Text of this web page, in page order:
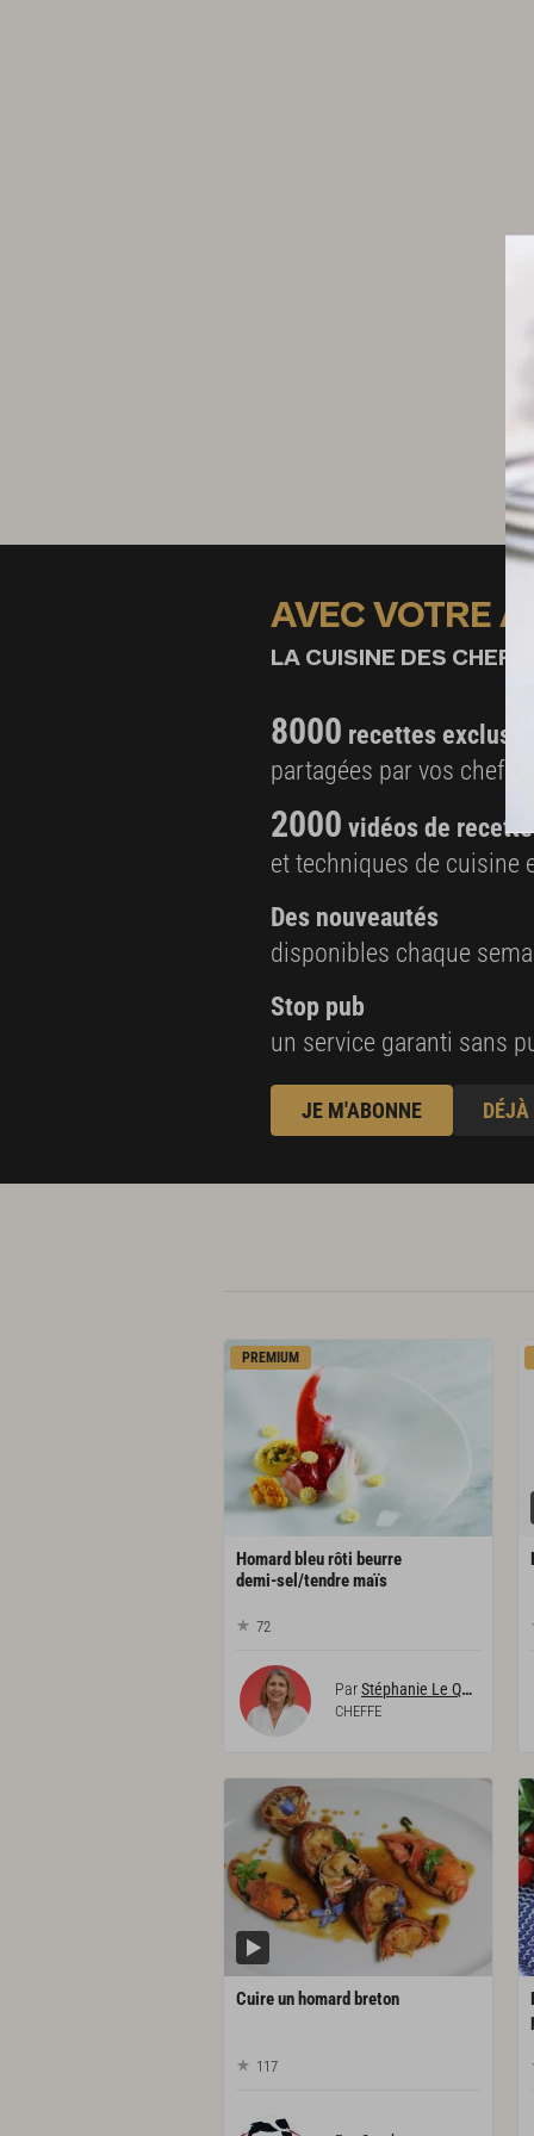
1 c. à c. de gros sel
Tabasco®
AVEC VOTRE
LA CUISINE DES
8000 recettes
partagées par vos chefs
2000 vidéos de
et techniques de cuisine
Des nouveautés
disponibles chaque
Stop pub
un service garanti sans
JE M'ABONNE
PREMIUM
Homard bleu rôti beurre
demi-sel/tendre maïs
72
ParStéphanie Le Quellec
CHEFFE
Cuireun homard breton
117